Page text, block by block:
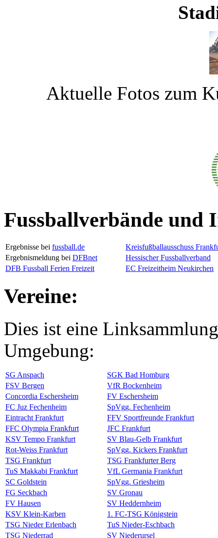
Aktuelle Fotos zum
Fussballverbände und
Ergebnisse bei fussball.de
Kreisfußballausschuss
Ergebnismeldung bei DFBnet
Hessischer Fussballverband
DFB Fussball Ferien Freizeit
EC Freizeitheim Neukirchen
Vereine:
Dies ist eine
Umgebung:
SG Anspach
SGK Bad Homburg
FSV Bergen
VfR Bockenheim
Concordia Eschersheim
FV Eschersheim
FC Juz Fechenheim
SpVgg. Fechenheim
Eintracht Frankfurt
FFV Sportfreunde Frankfurt
FFC Olympia Frankfurt
JFC Frankfurt
KSV Tempo Frankfurt
SV Blau-Gelb Frankfurt
Rot-Weiss Frankfurt
SpVgg. Kickers Frankfurt
TSG Frankfurt
TSG Frankfurter Berg
TuS Makkabi Frankfurt
VfL Germania Frankfurt
SC Goldstein
SpVgg. Griesheim
FG Seckbach
SV Gronau
FV Hausen
SV Heddernheim
KSV Klein-Karben
1. FC-TSG Königstein
TSG Nieder Erlenbach
TuS Nieder-Eschbach
TSG Niederrad
SV Niederursel